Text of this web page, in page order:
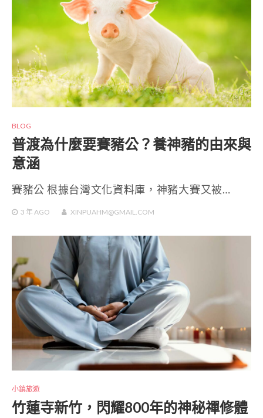
BLOG
普渡為什麼要賽豬公？養神豬的由來與
意涵
賽豬公 根據台灣文化資料庫，神豬大賽又被…
3 年 AGO XINPUAHM@GMAIL.COM
小鎮旅遊
竹蓮寺新竹，閃耀800年的神秘禪修體